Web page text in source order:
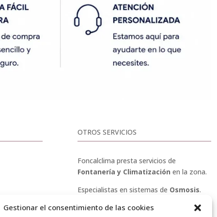
Gestionar el consentimiento de las cookies
OTROS SERVICIOS
Foncalclima presta servicios de
Fontanería y Climatización en la zona.
Especialistas en sistemas de Osmosis.
Pide presupuesto sin compromiso o